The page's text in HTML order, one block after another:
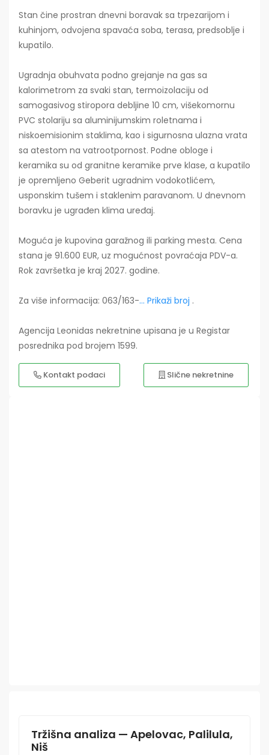
Stan čine prostran dnevni boravak sa trpezarijom i
kuhinjom, odvojena spavaća soba, terasa, predsoblje i
kupatilo.
Ugradnja obuhvata podno grejanje na gas sa
kalorimetrom za svaki stan, termoizolaciju od
samogasivog stiropora debljine 10 cm, višekomornu
PVC stolariju sa aluminijumskim roletnama i
niskoemisionim staklima, kao i sigurnosna ulazna vrata
sa atestom na vatrootpornost. Podne obloge i
keramika su od granitne keramike prve klase, a kupatilo
je opremljeno Geberit ugradnim vodokotlićem,
usponskim tušem i staklenim paravanom. U dnevnom
boravku je ugrađen klima uređaj.
Moguća je kupovina garažnog ili parking mesta. Cena
stana je 91.600 EUR, uz mogućnost povraćaja PDV-a.
Rok završetka je kraj 2027. godine.
Za više informacija: 063/163-... Prikaži broj .
Agencija Leonidas nekretnine upisana je u Registar
posrednika pod brojem 1599.
Kontakt podaci Slične nekretnine
Tržišna analiza — Apelovac, Palilula,
Niš